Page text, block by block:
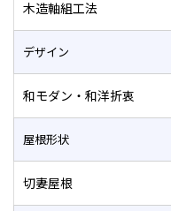
木造軸組工法
デザイン
和モダン・和洋折衷
屋根形状
切妻屋根